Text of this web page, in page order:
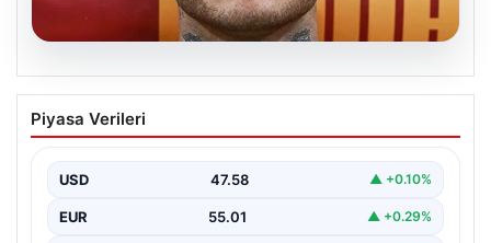
Mauro Icardi’nin Sosyal Medya
Paylaşımlarıyla Tansiyonu Yükseltti
yollarını ayıran ve kariyerindeki belirsizlikler nedeniyle
gündemdeki isimler arasında…
Piyasa Verileri
USD 47.58 ▲ +0.10%
EUR 55.01 ▲ +0.29%